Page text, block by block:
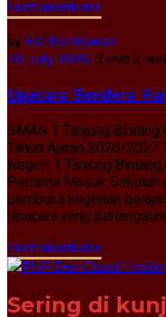
Ekstrakurikuler
by Edi Kurniawan
20 July 2026 3 min 2
Upacara Bendera
SMAN 1 Tanjung
Tahun Ajaran 2026/2027
Negeri 1 Tanjung
Pertama Masuk
pembuka kegiatan
Upacara yang
Ekstrakurikuler
Sering di